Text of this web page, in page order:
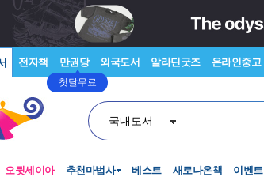
전자책 만권당
첫달무료
외국도서 알라딘굿즈 온라인중고
국내도서
오뒷세이아 추천마법사 베스트 새로나온책 이벤트